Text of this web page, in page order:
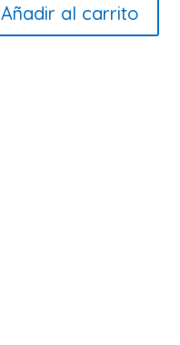
Añadir al carrito